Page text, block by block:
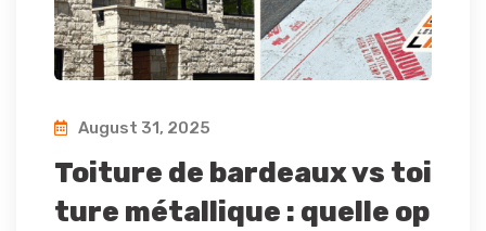
August 31, 2025
Toiture de bardeaux vs toi
ture métallique : quelle op